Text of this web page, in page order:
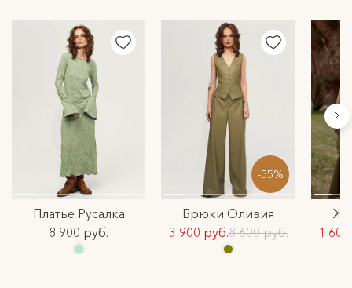
покупкой!❤️
Платье Русалка
8 900 руб.
-55%
Брюки Оливия
3 900 руб.8 600 руб.
1